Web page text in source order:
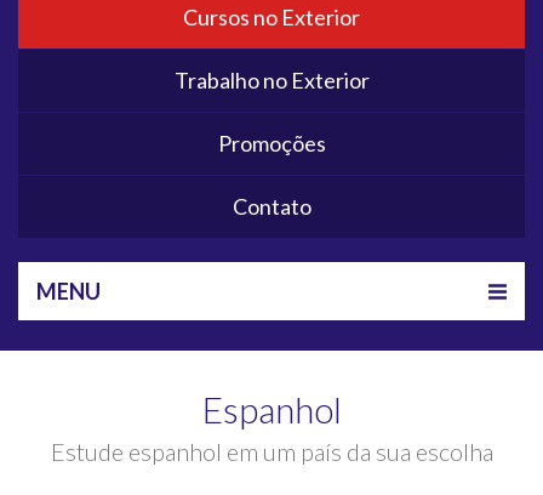
Cursos no Exterior
Trabalho no Exterior
Promoções
Contato
MENU
Espanhol
Estude espanhol em um país da sua escolha